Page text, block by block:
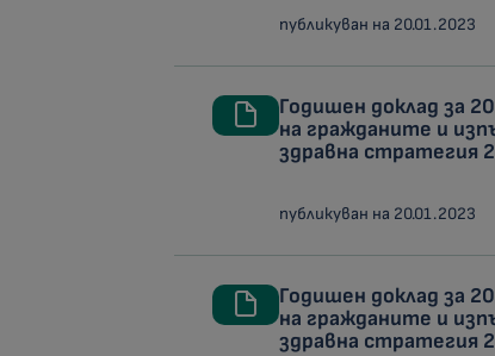
публикуван на 20.01.2023
Годишен доклад за
на гражданите и
здравна стратегия
публикуван на 20.01.2023
Годишен доклад за
на гражданите и
здравна стратегия